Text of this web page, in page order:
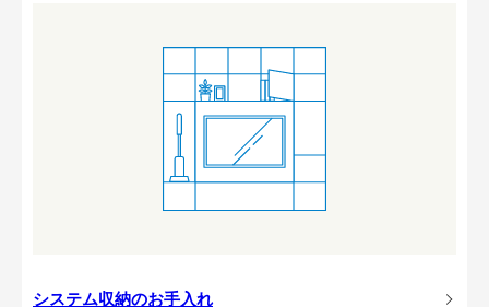
システム収納のお手入れ